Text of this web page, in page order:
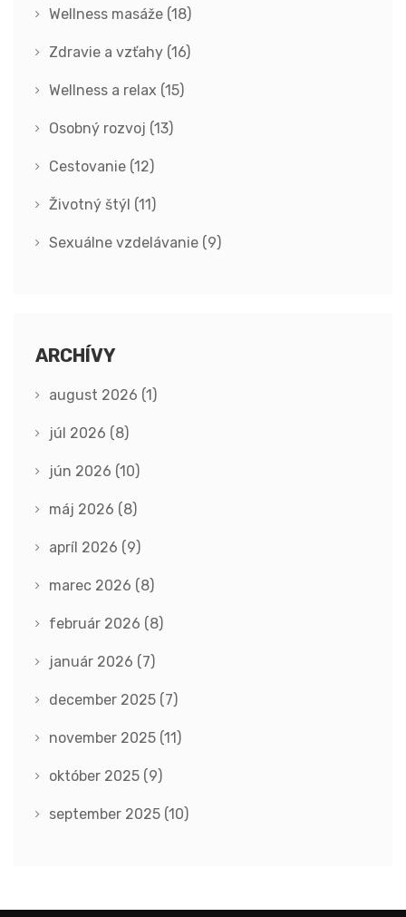
Wellness masáže (18)
Zdravie a vzťahy (16)
Wellness a relax (15)
Osobný rozvoj (13)
Cestovanie (12)
Životný štýl (11)
Sexuálne vzdelávanie (9)
ARCHÍVY
august 2026 (1)
júl 2026 (8)
jún 2026 (10)
máj 2026 (8)
apríl 2026 (9)
marec 2026 (8)
február 2026 (8)
január 2026 (7)
december 2025 (7)
november 2025 (11)
október 2025 (9)
september 2025 (10)